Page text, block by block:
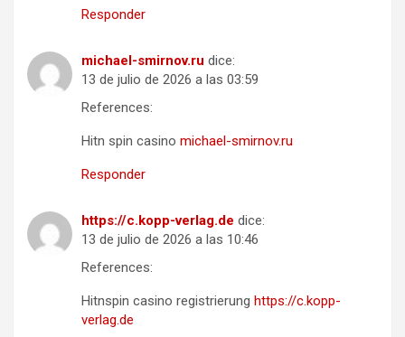
Responder
michael-smirnov.ru dice:
13 de julio de 2026 a las 03:59
References:
Hitn spin casino michael-smirnov.ru
Responder
https://c.kopp-verlag.de dice:
13 de julio de 2026 a las 10:46
References:
Hitnspin casino registrierung https://c.kopp-
verlag.de